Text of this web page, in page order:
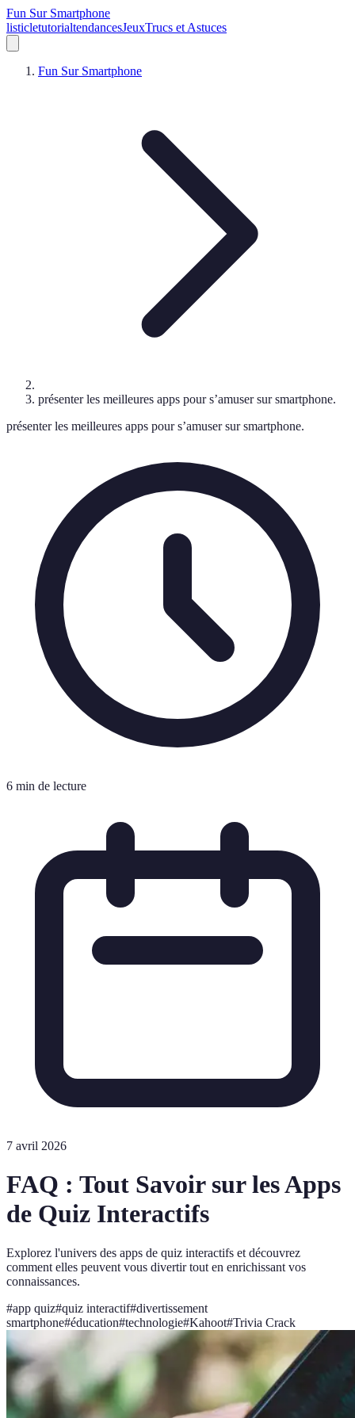
Fun Sur Smartphone
listicletutorialtendancesJeuxTrucs et Astuces
Fun Sur Smartphone
présenter les meilleures apps pour s’amuser sur smartphone.
présenter les meilleures apps pour s’amuser sur smartphone.
6 min de lecture
7 avril 2026
FAQ : Tout Savoir sur les Apps
de Quiz Interactifs
Explorez l'univers des apps de quiz interactifs et découvrez
comment elles peuvent vous divertir tout en enrichissant vos
connaissances.
#app quiz#quiz interactif#divertissement
smartphone#éducation#technologie#Kahoot#Trivia Crack